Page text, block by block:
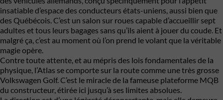
insatiable d’espace des conducteurs états-uniens, aussi bien que
des Québécois. C’est un salon sur roues capable d’accueillir sept
adultes et tous leurs bagages sans qu’ils aient à jouer du coude. Et
malgré ça, c’est au moment où l’on prend le volant que la véritable
magie opère.
Contre toute attente, et au mépris des lois fondamentales de la
physique, l’Atlas se comporte sur la route comme une très grosse
Volkswagen Golf. C’est le miracle de la fameuse plateforme MQB
du constructeur, étirée ici jusqu’à ses limites absolues.